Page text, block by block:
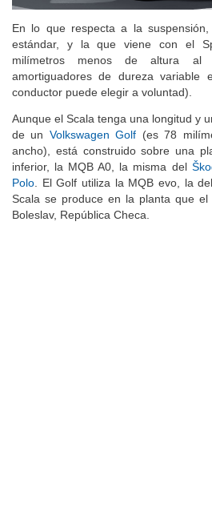
En lo que respecta a la
estándar, y la que viene con el
milímetros menos de altura
amortiguadores de dureza variable
conductor puede elegir a voluntad).
Aunque el Scala tenga una longitud y
de un Volkswagen Golf (es 78
ancho), está construido sobre una
inferior, la MQB A0, la misma del
Polo . El Golf utiliza la MQB evo, la del
Scala se produce en la planta que
Boleslav, República Checa.